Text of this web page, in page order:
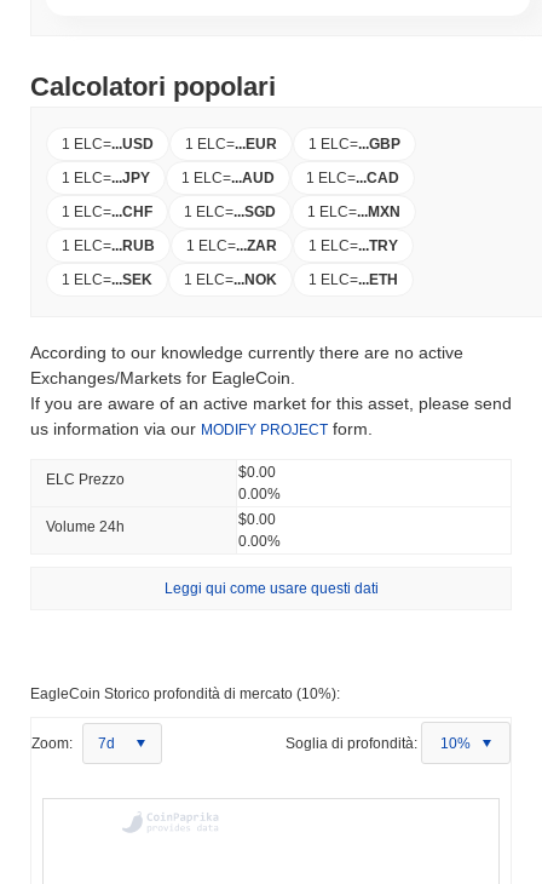
Calcolatori popolari
1 ELC=...USD 1 ELC=...EUR 1 ELC=...GBP
1 ELC=...JPY 1 ELC=...AUD 1 ELC=...CAD
1 ELC=...CHF 1 ELC=...SGD 1 ELC=...MXN
1 ELC=...RUB 1 ELC=...ZAR 1 ELC=...TRY
1 ELC=...SEK 1 ELC=...NOK 1 ELC=...ETH
According to our knowledge currently there are no active
Exchanges/Markets for EagleCoin.
If you are aware of an active market for this asset, please send
us information via our MODIFY PROJECT form.
ELC Prezzo
$0.00
0.00%
Volume 24h
$0.00
0.00%
Leggi qui come usare questi dati
EagleCoin Storico profondità di mercato (10%):
Zoom: 7d Soglia di profondità: 10%